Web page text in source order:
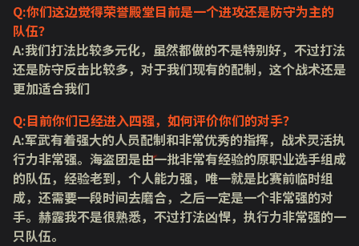
Q:你们这边觉得荣誉殿堂目前是一个进攻还是防守为主的
队伍？
A:我们打法比较多元化，虽然都做的不是特别好，不过打法
还是防守反击比较多，对于我们现有的配制，这个战术还是
更加适合我们
Q:目前你们已经进入四强，如何评价你们的对手？
A:军武有着强大的人员配制和非常优秀的指挥，战术灵活执
行力非常强。海盗团是由一批非常有经验的原职业选手组成
的队伍，经验老到，个人能力强，唯一就是比赛前临时组
成，还需要一段时间去磨合，之后一定是一个非常强的对
手。赫露我不是很熟悉，不过打法凶悍，执行力非常强的一
只队伍。